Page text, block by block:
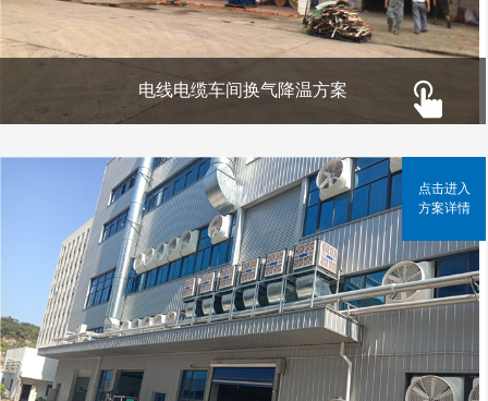
电线电缆车间换气降温方案
点击进入
方案详情